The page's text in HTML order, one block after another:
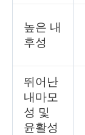
높은 내
후성
뛰어난
내마모
성 및
윤활성